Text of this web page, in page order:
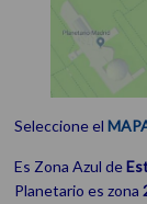
Seleccione el
Es Zona Azul de
Planetario es zona